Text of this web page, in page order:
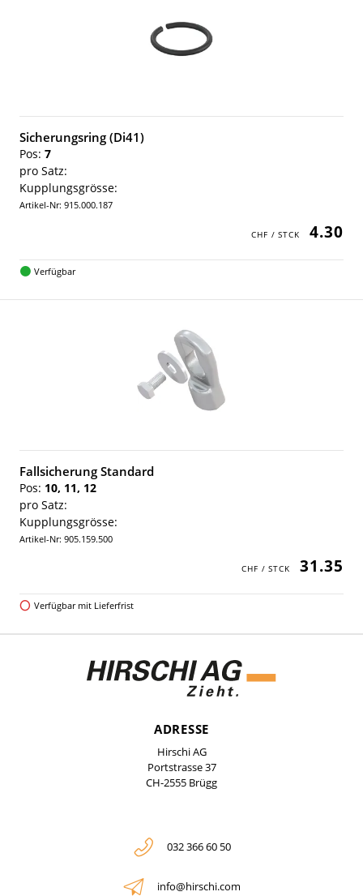
Sicherungsring (Di41)
Pos: 7
pro Satz:
Kupplungsgrösse:
Artikel-Nr: 915.000.187
4.30
Verfügbar
Fallsicherung Standard
Pos: 10, 11, 12
pro Satz:
Kupplungsgrösse:
Artikel-Nr: 905.159.500
31.35
Verfügbar mit Lieferfrist
ADRESSE
Hirschi AG
Portstrasse 37
CH-2555 Brügg
032 366 60 50
info@hirschi.com